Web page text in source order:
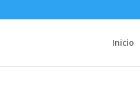
Inicio